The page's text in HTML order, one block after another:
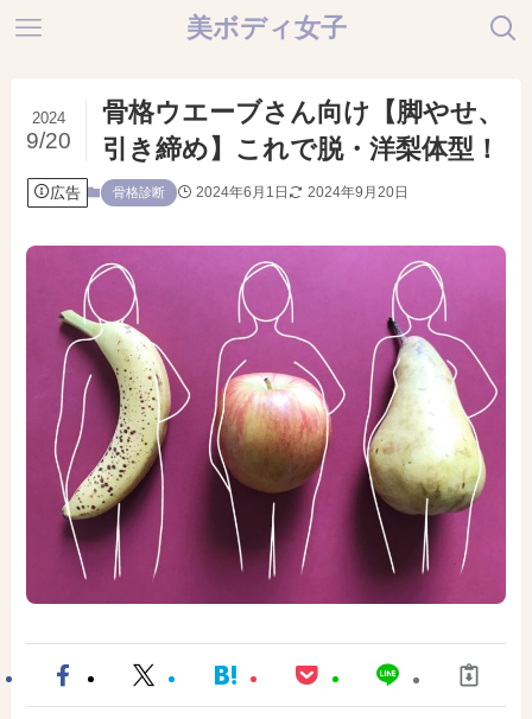
美ボディ女子
骨格ウエーブさん向け【脚やせ、
引き締め】これで脱・洋梨体型！
2024
9/20
広告 骨格診断 2024年6月1日 2024年9月20日